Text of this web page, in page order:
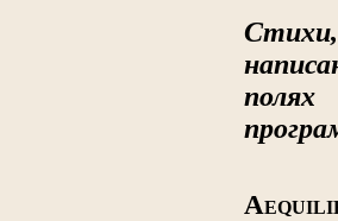
Стихи,
полях
A